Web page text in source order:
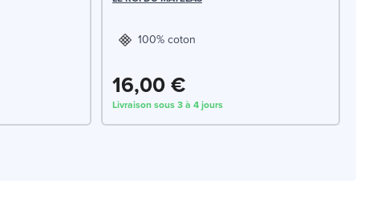
100% coton
16,00 €
Livraison sous 3 à 4 jours